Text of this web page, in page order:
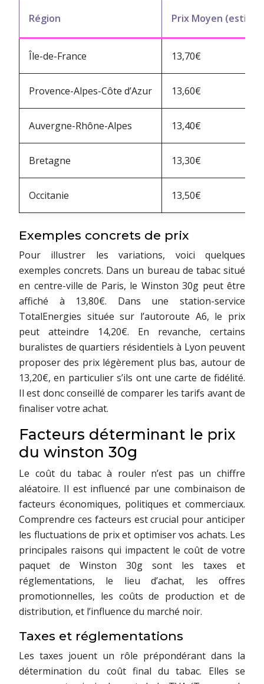
Région Prix Moyen (estimé)
Île-de-France 13,70€
Provence-Alpes-Côte d’Azur 13,60€
Auvergne-Rhône-Alpes 13,40€
Bretagne 13,30€
Occitanie 13,50€
Exemples concrets de prix
Pour illustrer les variations, voici quelques
exemples concrets. Dans un bureau de tabac situé
en centre-ville de Paris, le Winston 30g peut être
affiché à 13,80€. Dans une station-service
TotalEnergies située sur l’autoroute A6, le prix
peut atteindre 14,20€. En revanche, certains
buralistes de quartiers résidentiels à Lyon peuvent
proposer des prix légèrement plus bas, autour de
13,20€, en particulier s’ils ont une carte de fidélité.
Il est donc conseillé de comparer les tarifs avant de
finaliser votre achat.
Facteurs déterminant le prix
du winston 30g
Le coût du tabac à rouler n’est pas un chiffre
aléatoire. Il est influencé par une combinaison de
facteurs économiques, politiques et commerciaux.
Comprendre ces facteurs est crucial pour anticiper
les fluctuations de prix et optimiser vos achats. Les
principales raisons qui impactent le coût de votre
paquet de Winston 30g sont les taxes et
réglementations, le lieu d’achat, les offres
promotionnelles, les coûts de production et de
distribution, et l’influence du marché noir.
Taxes et réglementations
Les taxes jouent un rôle prépondérant dans la
détermination du coût final du tabac. Elles se